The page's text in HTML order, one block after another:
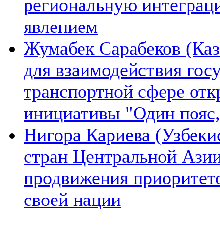
региональную
явлением
Жумабек Сарабеков
для взаимодействия
транспортной сфере
инициативы "Один
Нигора Кариева
стран Центральной
продвижения
своей нации